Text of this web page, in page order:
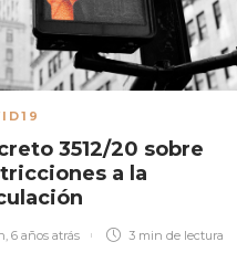
3512/20 sobre
a la
, 6 años atrás 3 min de lectura